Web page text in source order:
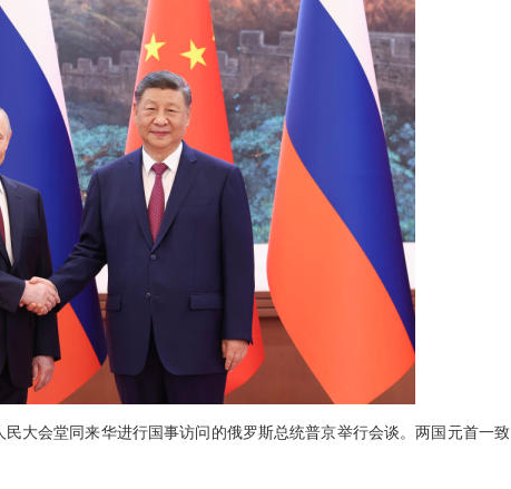
大会堂同来华进行国事访问的俄罗斯总统普京举行会谈。两国元首一致